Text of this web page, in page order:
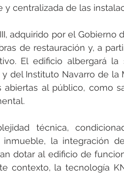
elektrotools-P059000
elektrotools-P01961
centralizada de las
adquirido por el Gobierno
de restauración y, a
El edificio albergará
del Instituto Navarro de la
al público, como
técnica,
la integración
dotar al edificio de
contexto, la tecnología